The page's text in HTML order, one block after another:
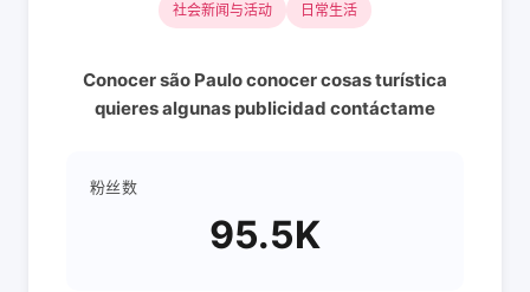
社会新闻与活动 日常生活
Conocer são Paulo conocer cosas turística
quieres algunas publicidad contáctame
粉丝数
95.5K